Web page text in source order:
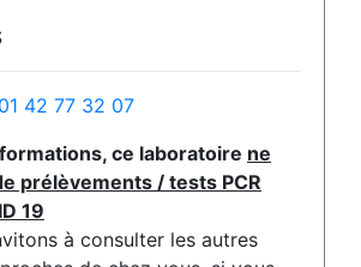
01 42 77 32 07
ce laboratoire ne
prélèvements / tests PCR
19
à consulter les autres